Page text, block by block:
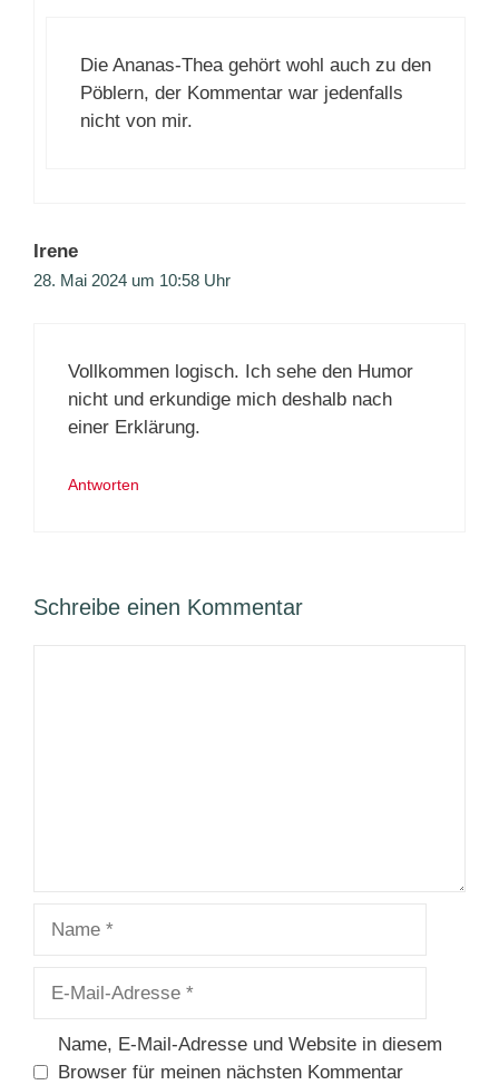
Die Ananas-Thea gehört wohl auch zu den
Pöblern, der Kommentar war jedenfalls
nicht von mir.
Irene
28. Mai 2024 um 10:58 Uhr
Vollkommen logisch. Ich sehe den Humor
nicht und erkundige mich deshalb nach
einer Erklärung.
Antworten
Schreibe einen Kommentar
Adresse
Name, E-Mail-Adresse und Website in diesem
Browser für meinen nächsten Kommentar